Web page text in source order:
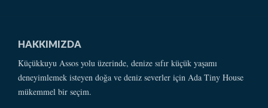
HAKKIMIZDA
Küçükkuyu Assos yolu üzerinde, denize sıfır küçük yaşamı
deneyimlemek isteyen doğa ve deniz severler için Ada Tiny House
mükemmel bir seçim.